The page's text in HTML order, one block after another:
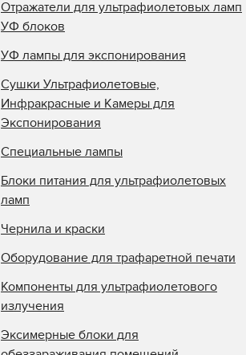
Отражатели для ультрафиолетовых ламп
УФ блоков
УФ лампы для экспонирования
Сушки Ультрафиолетовые,
Инфракрасные и Камеры для
Экспонирования
Специальные лампы
Блоки питания для ультрафиолетовых
ламп
Чернила и краски
Оборудование для трафаретной печати
Компоненты для ультрафиолетового
излучения
Эксимерные блоки для